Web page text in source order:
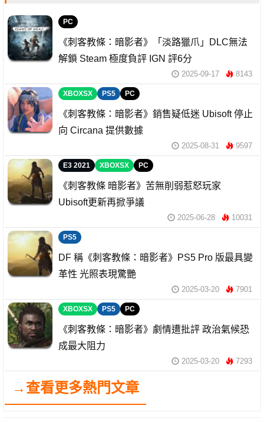
PC
《刺客教條：暗影者》「淡路獵爪」DLC無法
解鎖 Steam 極度負評 IGN 評6分
2025-09-17 8143
XBOXSX PS5 PC
《刺客教條：暗影者》銷售疑低迷 Ubisoft 停止
向 Circana 提供數據
2025-08-31 9597
E3 2021 XBOXSX PC
《刺客教條 暗影者》苦無削弱惹怒玩家
Ubisoft更新再掀爭議
2025-06-28 10031
PS5
DF 稱《刺客教條：暗影者》PS5 Pro 版最具變
革性 光照表現驚艷
2025-03-20 7901
XBOXSX PS5 PC
《刺客教條：暗影者》劇情遭批評 政治氣候恐
成最大阻力
2025-03-20 7293
→查看更多熱門文章